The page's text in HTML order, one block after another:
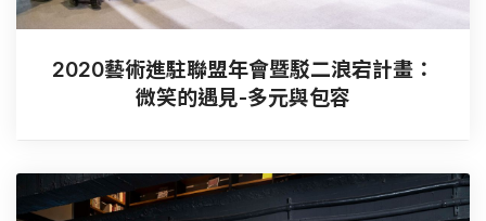
2020藝術進駐聯盟年會暨駁二浪宕計畫：
微笑的遇見-多元與包容